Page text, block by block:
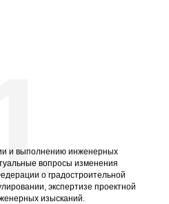
и выполнению инженерных
вопросы изменения
о градостроительной
экспертизе проектной
изысканий.